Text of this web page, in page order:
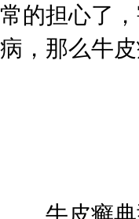
常的担心了
病，那么牛